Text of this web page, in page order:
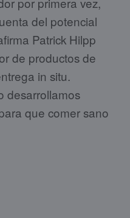
del potencial
Patrick Hilpp
de productos de
in situ.
desarrollamos
que comer sano